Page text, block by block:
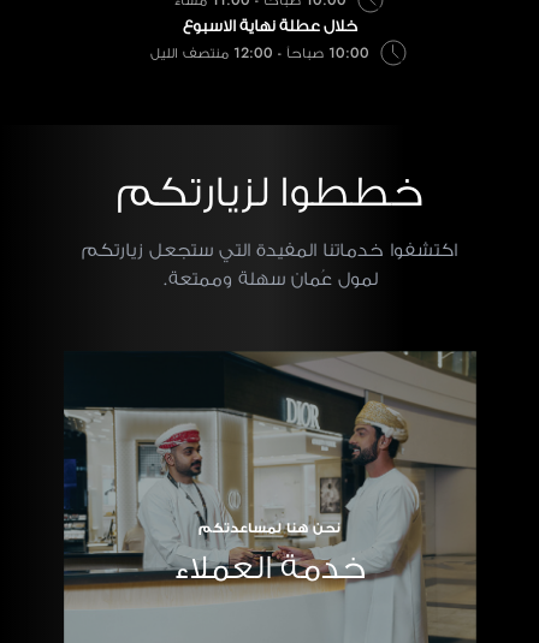
خلال عطلة نهاية الاسبوع
10:00 صباحاً - 12:00 منتصف الليل
خططوا لزيارتكم
اكتشفوا خدماتنا المفيدة التي ستجعل زيارتكم
لمول عُمان سهلة وممتعة.
نحن هنا لمساعدتكم
خدمة العملاء